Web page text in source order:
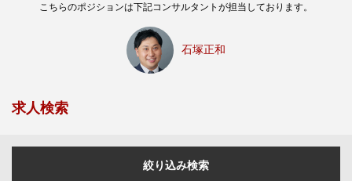
こちらのポジションは下記コンサルタントが担当しております。
石塚正和
求人検索
絞り込み検索